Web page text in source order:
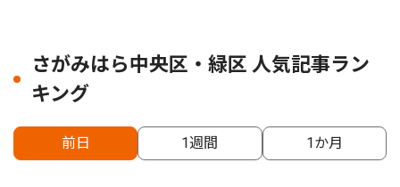
さがみはら中央区・緑区 人気記事ラン
キング
前日 1週間 1か月